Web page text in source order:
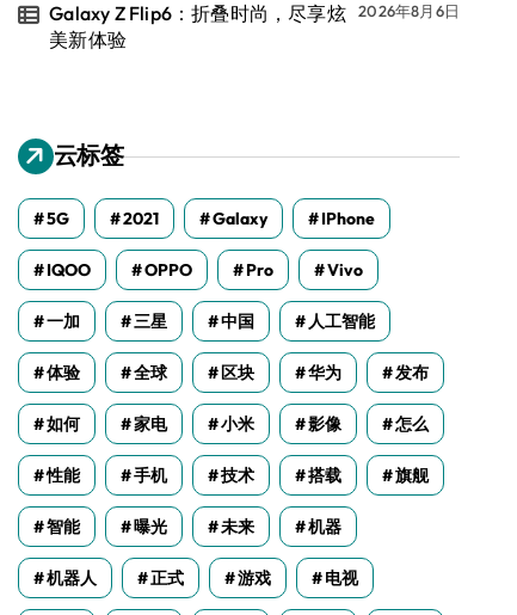
Galaxy Z Flip6：折叠时尚，尽享炫
美新体验
2026年8月6日
云标签
5G 2021 Galaxy IPhone
IQOO OPPO Pro Vivo
一加 三星 中国 人工智能
体验 全球 区块 华为 发布
如何 家电 小米 影像 怎么
性能 手机 技术 搭载 旗舰
智能 曝光 未来 机器
机器人 正式 游戏 电视